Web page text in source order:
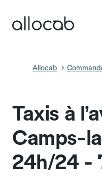
Allocab
Taxis à
Camps-
24h/24 -